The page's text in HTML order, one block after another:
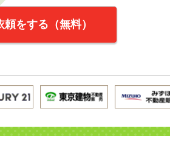
をする（無料）